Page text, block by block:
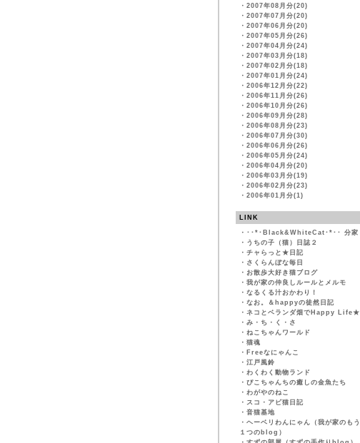
・ 2007年08月分(20)
・ 2007年07月分(20)
・ 2007年06月分(20)
・ 2007年05月分(26)
・ 2007年04月分(24)
・ 2007年03月分(18)
・ 2007年02月分(18)
・ 2007年01月分(24)
・ 2006年12月分(22)
・ 2006年11月分(26)
・ 2006年10月分(26)
・ 2006年09月分(28)
・ 2006年08月分(23)
・ 2006年07月分(30)
・ 2006年06月分(26)
・ 2006年05月分(24)
・ 2006年04月分(20)
・ 2006年03月分(19)
・ 2006年02月分(23)
・ 2006年01月分(1)
LINK
・ ･･*･Black&WhiteCat･*･･ 分家
・ うちの子（猫）日誌２
・ チャらっと★日記
・ さくらんぼな毎日
・ お散歩大好き猫ブログ
・ 我が家の仲良しルールとメルモ
・ なるくる汁おかわり！
・ なお。＆happyの徒然日記
・ ネコとベランダ畑でHappy Life★
・ み・ち・く・さ
・ ねこちゃんワールド
・ 猫魂
・ Freeなにゃんこ
・ 江戸風鈴
・ わくわく動物ランド
・ ぴこちゃんちの癒しの金魚たち
・ わがやのねこ
・ スコ・アビ猫日記
・ 音猫基地
・ ヘーベリわんにゃん（我が家のもう
１つのblog）